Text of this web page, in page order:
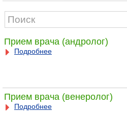
Прием врача (андролог)
Подробнее
Прием врача (венеролог)
Подробнее